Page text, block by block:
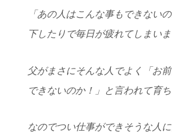
「あの人はこんな事もできない
下したりで毎日が疲れてしまいま
父がまさにそんな人でよく「お
できないのか！」と言われて育ち
なのでつい仕事ができそうな人